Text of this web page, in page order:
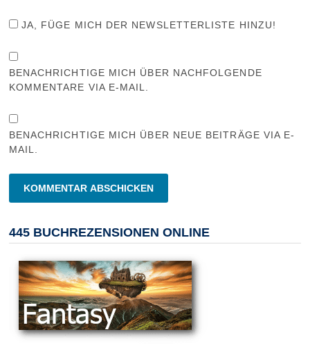
JA, FÜGE MICH DER NEWSLETTERLISTE HINZU!
BENACHRICHTIGE MICH ÜBER NACHFOLGENDE
KOMMENTARE VIA E-MAIL.
BENACHRICHTIGE MICH ÜBER NEUE BEITRÄGE VIA E-
MAIL.
445 BUCHREZENSIONEN ONLINE